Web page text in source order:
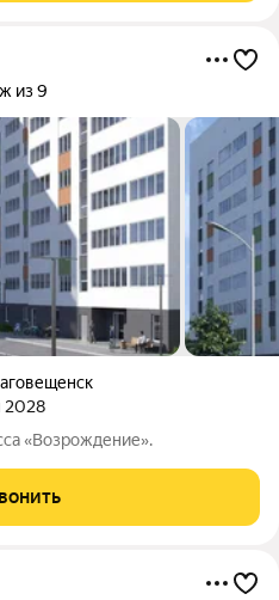
из 9
2028
«Возрождение».